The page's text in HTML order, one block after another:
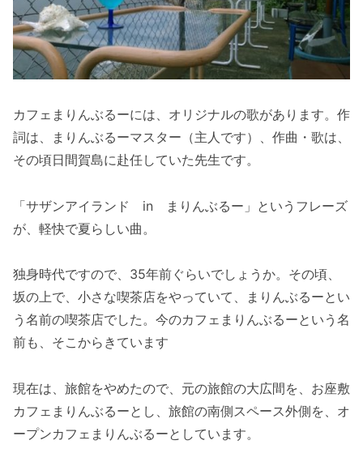
カフェまりんぶるーには、オリジナルの歌があります。作
詞は、まりんぶるーマスター（主人です）、作曲・歌は、
その頃日間賀島に赴任していた先生です。
「サザンアイランド in まりんぶるー」というフレーズ
が、軽快で夏らしい曲。
独身時代ですので、35年前ぐらいでしょうか。その頃、
坂の上で、小さな喫茶店をやっていて、まりんぶるーとい
う名前の喫茶店でした。今のカフェまりんぶるーという名
前も、そこからきています
現在は、旅館をやめたので、元の旅館の大広間を、お座敷
カフェまりんぶるーとし、旅館の南側スペース外側を、オ
ープンカフェまりんぶるーとしています。